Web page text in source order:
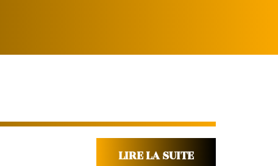
LIRE LA SUITE